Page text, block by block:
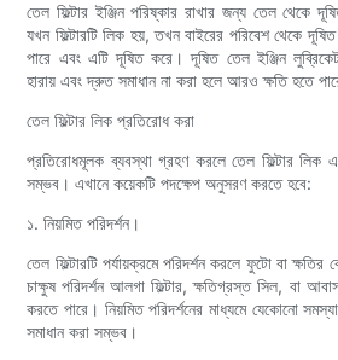
তেল ফিল্টার ইঞ্জিন পরিষ্কার রাখার জন্য তেল থেকে
যখন ফিল্টারটি লিক হয়, তখন বাইরের পরিবেশ থেকে
পারে এবং এটি দূষিত করে। দূষিত তেল ইঞ্জিন লুব্রিকেট
হারায় এবং দ্রুত সমাধান না করা হলে আরও ক্ষতি হতে
তেল ফিল্টার লিক প্রতিরোধ করা
প্রতিরোধমূলক ব্যবস্থা গ্রহণ করলে তেল ফিল্টার লিক
সম্ভব। এখানে কয়েকটি পদক্ষেপ অনুসরণ করতে হবে:
১. নিয়মিত পরিদর্শন।
তেল ফিল্টারটি পর্যায়ক্রমে পরিদর্শন করলে ফুটো বা
চাক্ষুষ পরিদর্শন আলগা ফিল্টার, ক্ষতিগ্রস্ত সিল, বা
করতে পারে। নিয়মিত পরিদর্শনের মাধ্যমে যেকোনো
সমাধান করা সম্ভব।